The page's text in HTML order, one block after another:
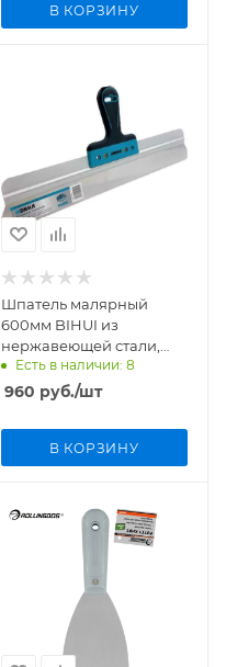
В КОРЗИНУ
Шпатель малярный
600мм BIHUI из
нержавеющей стали,
мягкая ручка FLEX
PTK60
Есть в наличии: 8
960 руб./шт
В КОРЗИНУ